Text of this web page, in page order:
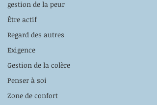
gestion de la peur
Être actif
Regard des autres
Exigence
Gestion de la colère
Penser à soi
Zone de confort